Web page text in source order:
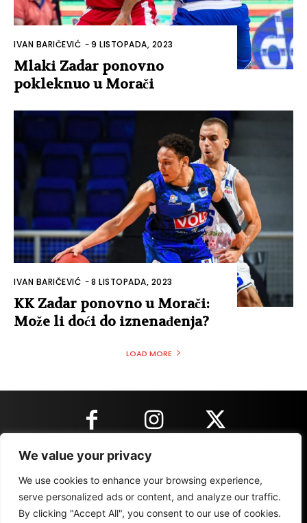
We value your privacy
We use cookies to enhance your browsing experience,
serve personalized ads or content, and analyze our traffic.
By clicking "Accept All", you consent to our use of cookies.
IVAN BARIČEVIĆ -9 LISTOPADA, 2023
Mlaki Zadar ponovno
pokleknuo u Morači
IVAN BARIČEVIĆ -8 LISTOPADA, 2023
KK Zadar ponovno u Morači:
Može li doći do iznenađenja?
LOAD MORE
KONTAKT INFORMACIJE
IMPRESSUM MARKETING REZULTATI